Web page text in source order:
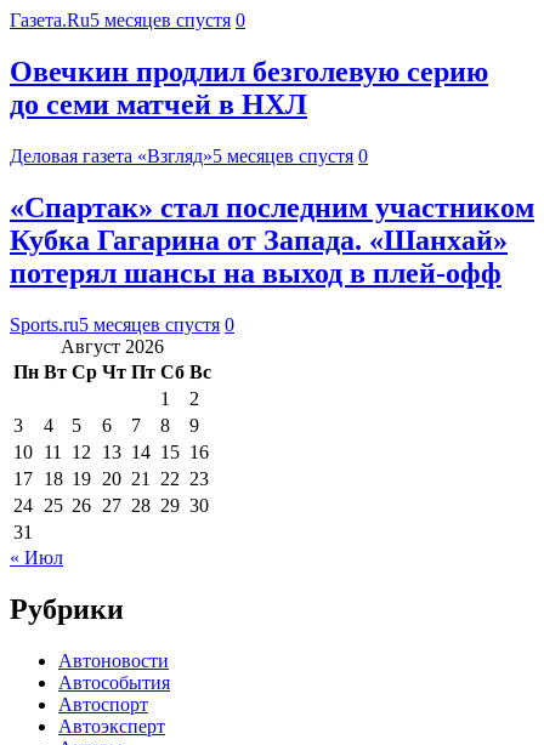
Газета.Ru5 месяцев спустя 0
Овечкин продлил безголевую серию
до семи матчей в НХЛ
Деловая газета «Взгляд»5 месяцев спустя 0
«Спартак» стал последним участником
Кубка Гагарина от Запада. «Шанхай»
потерял шансы на выход в плей-офф
Sports.ru5 месяцев спустя 0
Август 2026
Пн Вт Ср Чт Пт Сб Вс
1
2
3
4 5 6 7 8
9
10 11 12 13 14 15 16
17 18 19 20 21 22 23
24 25 26 27 28 29 30
31
« Июл
Рубрики
Автоновости
Автособытия
Автоспорт
Автоэксперт